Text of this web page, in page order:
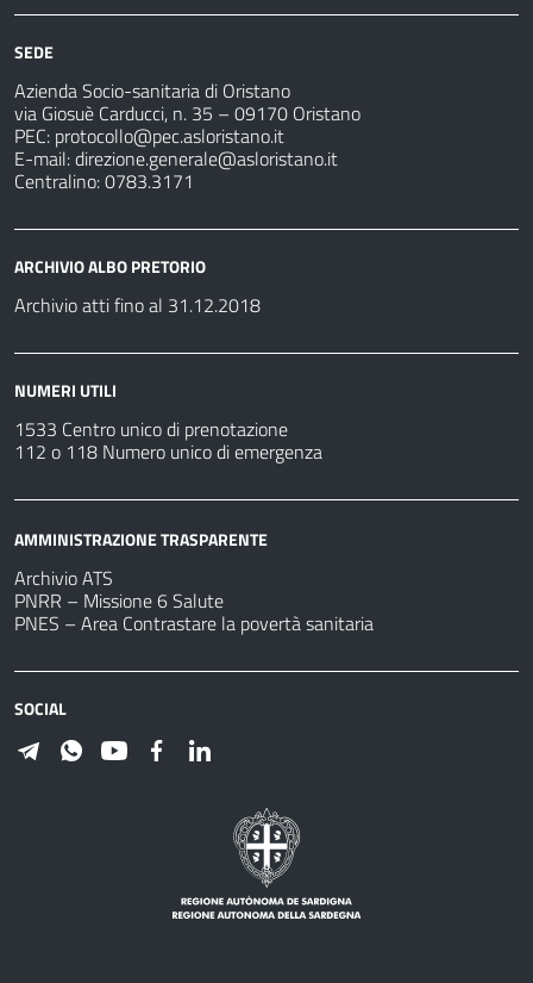
SEDE
Azienda Socio-sanitaria di Oristano
via Giosuè Carducci, n. 35 – 09170 Oristano
PEC: protocollo@pec.asloristano.it
E-mail:direzione.generale@asloristano.it
Centralino: 0783.3171
ARCHIVIO ALBO PRETORIO
Archivio atti fino al 31.12.2018
NUMERI UTILI
1533 Centro unico di prenotazione
112 o 118 Numero unico di emergenza
AMMINISTRAZIONE TRASPARENTE
Archivio ATS
PNRR – Missione 6 Salute
PNES – Area Contrastare la povertà sanitaria
SOCIAL